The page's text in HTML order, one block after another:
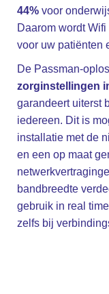
44% voor
Daarom wordt
voor uw patiënten
De Passman-
zorginstellingen
garandeert uiterst
iedereen. Dit is
installatie met de
en een op maat
bandbreedte
gebruik in real
zelfs bij